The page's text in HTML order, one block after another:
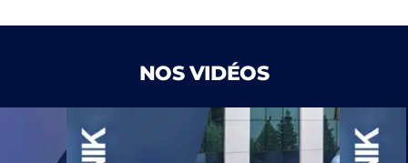
NOS VIDÉOS